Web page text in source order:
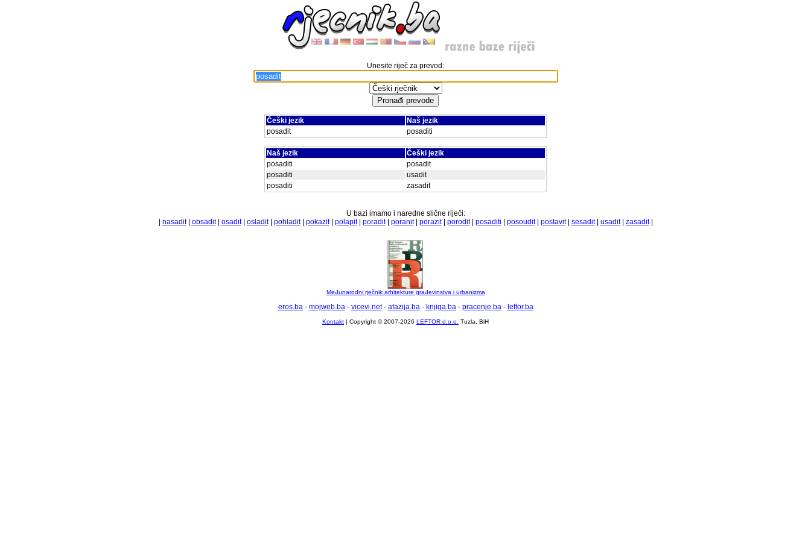
Unesite riječ za prevod:
Češki jezik
Naš jezik
posadit
posaditi
Naš jezik
Češki jezik
posaditi
posadit
posaditi
usadit
posaditi
zasadit
U bazi imamo i naredne slične riječi:
nasadit| obsadit| osadit| osladit| pohladit| pokazit| polapit| poradit| poranit| porazit| porodit| posaditi posoudit| postavit| sesadit| usadit| zasadit|
Međunarodni rječnik arhitekture građevinstva i urbanizma
eros.ba- mojweb.ba- vicevi.net- afazija.ba- knjiga.ba- pracenje.ba- leftor.ba
Kontakt | Copyright © 2007-2026 LEFTOR d.o.o. Tuzla, BiH